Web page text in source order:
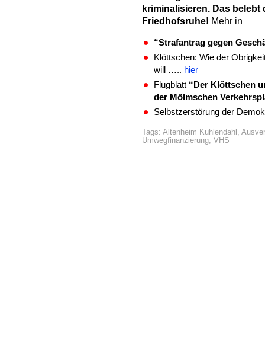
kriminalisieren. Das
Friedhofsruhe! Mehr in
“Strafantrag gegen
Klöttschen: Wie der
will ….. hier
Flugblatt “Der Klöttschen
der Mölmschen
Selbstzerstörung der
Tags: Altenheim Kuhlendahl ,
Umwegfinanzierung, VHS